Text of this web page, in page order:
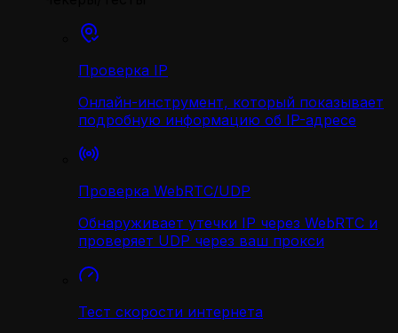
Проверка IP
Онлайн-инструмент, который показывает
подробную информацию об IP-адресе
Проверка WebRTC/UDP
Обнаруживает утечки IP через WebRTC и
проверяет UDP через ваш прокси
Тест скорости интернета